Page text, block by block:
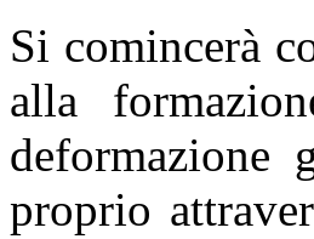
Si comincerà
alla
deformazione
proprio